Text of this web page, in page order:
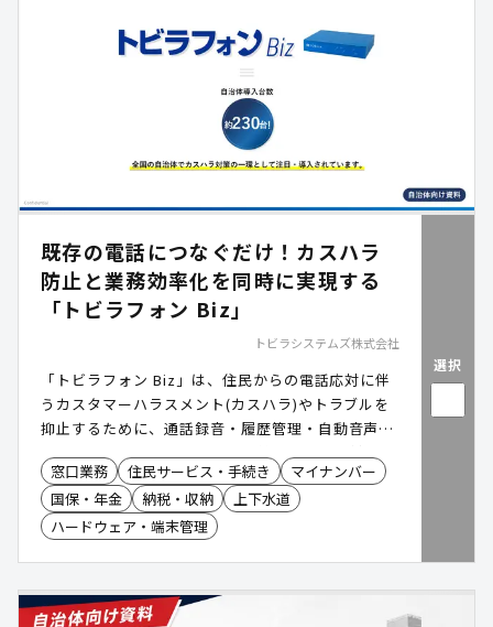
既存の電話につなぐだけ！カスハラ
防止と業務効率化を同時に実現する
「トビラフォン Biz」
トビラシステムズ株式会社
「トビラフォン Biz」は、住民からの電話応対に伴
うカスタマーハラスメント(カスハラ)やトラブルを
抑止するために、通話録音・履歴管理・自動音声ガ
イダンスをオールインワンで提供する電話応対支援
ソリューションです。既存の電話機に接続するだけ
で導入でき、職員を守りつつ電話業務の効率化と住
民サービス向上を両立します。
窓口業務 住民サービス・手続き
マイナンバー
国保・年金
納税・収納
上下水道
ハードウェア・端末管理
選択